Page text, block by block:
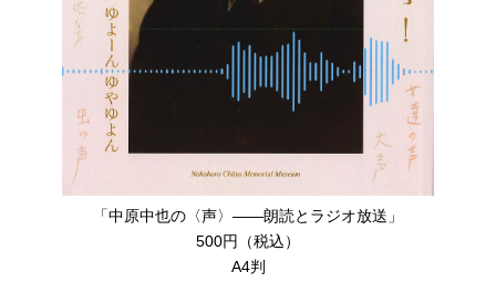
「中原中也の〈声〉――朗読とラジオ放送」
500円（税込）
A4判